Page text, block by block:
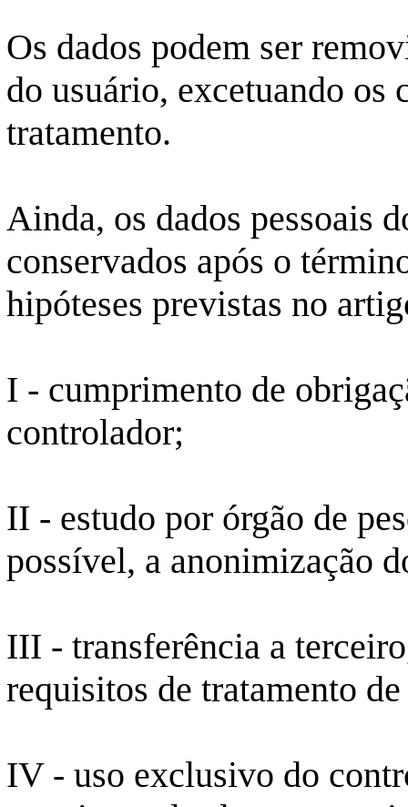
Os dados podem ser
do usuário, excetuando os
tratamento.
Ainda, os dados pessoais
conservados após o
hipóteses previstas no
I - cumprimento de
controlador;
II - estudo por órgão de
possível, a anonimização
III - transferência a
requisitos de tratamento
IV - uso exclusivo do